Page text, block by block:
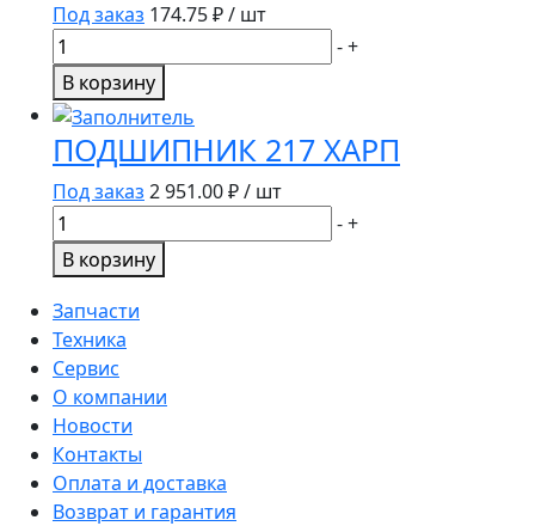
Под заказ 174.75₽ / шт
Количество
товара
ПОДШИПНИК
180304
-+
В корзину
ПОДШИПНИК 217 ХАРП
Под заказ 2 951.00₽ / шт
Количество
товара
ПОДШИПНИК
217
ХАРП
-+
В корзину
Запчасти
Техника
Сервис
О компании
Новости
Контакты
Оплата и доставка
Возврат и гарантия